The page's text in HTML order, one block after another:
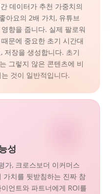
데이터가 추천 가중치의
아요의 2배 가치, 유튜브
향을 줍니다. 실제 팔로워
문에 중요한 초기 시간대
저장을 생성합니다. 초기
그렇지 않은 콘텐츠에 비
것이 일반적입니다.
성
가, 크로스보더 이커머스
치를 뒷받침하는 진짜 참
언트와 파트너에게 ROI를